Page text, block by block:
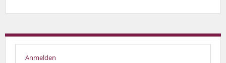
Anmelden